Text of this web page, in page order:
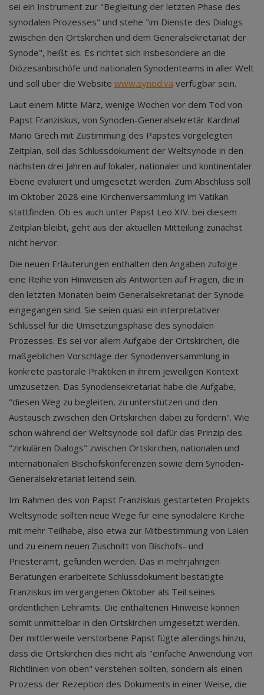
sei ein Instrument zur "Begleitung der letzten Phase des
synodalen Prozesses" und stehe "im Dienste des Dialogs
zwischen den Ortskirchen und dem Generalsekretariat der
Synode", heißt es. Es richtet sich insbesondere an die
Diözesanbischöfe und nationalen Synodenteams in aller Welt
und soll über die Website www.synod.va verfügbar sein.
Laut einem Mitte März, wenige Wochen vor dem Tod von
Papst Franziskus, von Synoden-Generalsekretär Kardinal
Mario Grech mit Zustimmung des Papstes vorgelegten
Zeitplan, soll das Schlussdokument der Weltsynode in den
nächsten drei Jahren auf lokaler, nationaler und kontinentaler
Ebene evaluiert und umgesetzt werden. Zum Abschluss soll
im Oktober 2028 eine Kirchenversammlung im Vatikan
stattfinden. Ob es auch unter Papst Leo XIV. bei diesem
Zeitplan bleibt, geht aus der aktuellen Mitteilung zunächst
nicht hervor.
Die neuen Erläuterungen enthalten den Angaben zufolge
eine Reihe von Hinweisen als Antworten auf Fragen, die in
den letzten Monaten beim Generalsekretariat der Synode
eingegangen sind. Sie seien quasi ein interpretativer
Schlüssel für die Umsetzungsphase des synodalen
Prozesses. Es sei vor allem Aufgabe der Ortskirchen, die
maßgeblichen Vorschläge der Synodenversammlung in
konkrete pastorale Praktiken in ihrem jeweiligen Kontext
umzusetzen. Das Synodensekretariat habe die Aufgabe,
"diesen Weg zu begleiten, zu unterstützen und den
Austausch zwischen den Ortskirchen dabei zu fördern". Wie
schon während der Weltsynode soll dafür das Prinzip des
"zirkulären Dialogs" zwischen Ortskirchen, nationalen und
internationalen Bischofskonferenzen sowie dem Synoden-
Generalsekretariat leitend sein.
Im Rahmen des von Papst Franziskus gestarteten Projekts
Weltsynode sollten neue Wege für eine synodalere Kirche
mit mehr Teilhabe, also etwa zur Mitbestimmung von Laien
und zu einem neuen Zuschnitt von Bischofs- und
Priesteramt, gefunden werden. Das in mehrjährigen
Beratungen erarbeitete Schlussdokument bestätigte
Franziskus im vergangenen Oktober als Teil seines
ordentlichen Lehramts. Die enthaltenen Hinweise können
somit unmittelbar in den Ortskirchen umgesetzt werden.
Der mittlerweile verstorbene Papst fügte allerdings hinzu,
dass die Ortskirchen dies nicht als "einfache Anwendung von
Richtlinien von oben" verstehen sollten, sondern als einen
Prozess der Rezeption des Dokuments in einer Weise, die